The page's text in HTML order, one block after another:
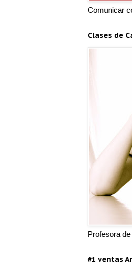
Comunicar
Clases de
Profesora
#1 ventas